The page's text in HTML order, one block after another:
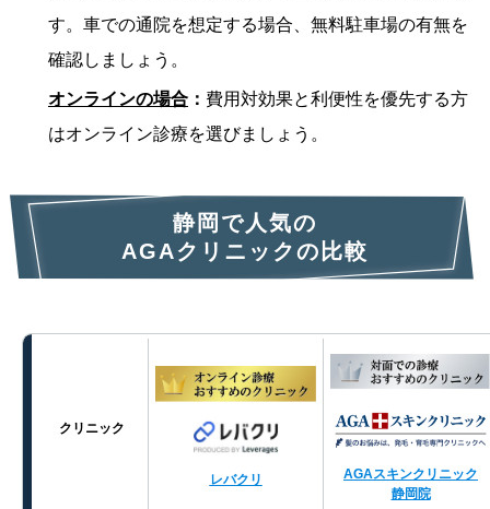
す。車での通院を想定する場合、無料駐車場の有無を
確認しましょう。
オンラインの場合 ： 費用対効果と利便性を優先する方
はオンライン診療を選びましょう。
静岡で人気の
AGAクリニックの比較
クリニック
レバクリ
AGAスキンクリニック
静岡院